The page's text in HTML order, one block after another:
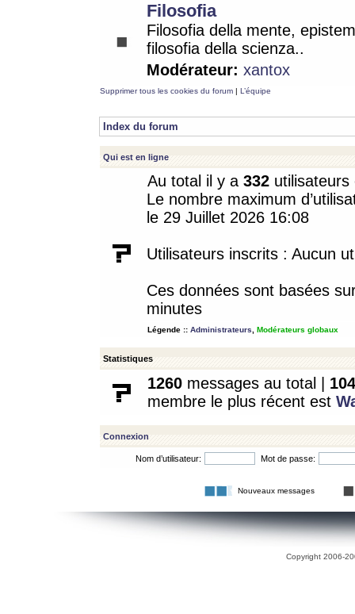
Filosofia
Filosofia della mente,
filosofia della scienza..
Modérateur: xantox
Supprimer tous les cookies du forum | L’équipe
Index du forum
Qui est en ligne
Au total il y a 332
Le nombre maximum
le 29 Juillet 2026 16:08
Utilisateurs inscrits : Aucun
Ces données sont basées
minutes
Légende :: Administrateurs Modérateurs globaux
Statistiques
1260 messages au total | 104
membre le plus récent est
Connexion
Nom d’utilisateur: Mot de passe:
Nouveaux messages
Copyright 2006-